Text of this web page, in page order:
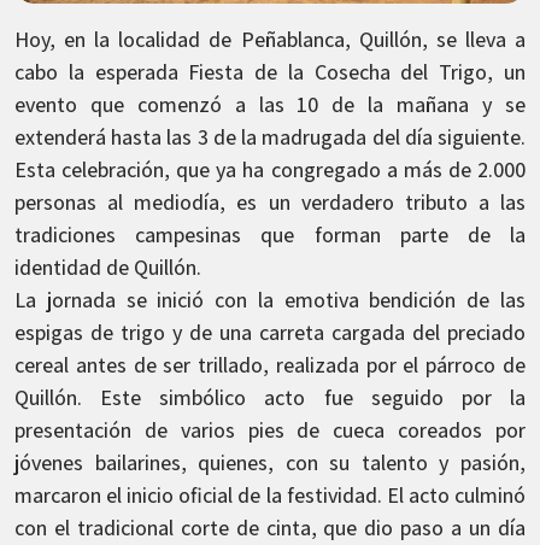
Hoy, en la localidad de Peñablanca, Quillón, se lleva a
cabo la esperada Fiesta de la Cosecha del Trigo, un
evento que comenzó a las 10 de la mañana y se
extenderá hasta las 3 de la madrugada del día siguiente.
Esta celebración, que ya ha congregado a más de 2.000
personas al mediodía, es un verdadero tributo a las
tradiciones campesinas que forman parte de la
identidad de Quillón.
La jornada se inició con la emotiva bendición de las
espigas de trigo y de una carreta cargada del preciado
cereal antes de ser trillado, realizada por el párroco de
Quillón. Este simbólico acto fue seguido por la
presentación de varios pies de cueca coreados por
jóvenes bailarines, quienes, con su talento y pasión,
marcaron el inicio oficial de la festividad. El acto culminó
con el tradicional corte de cinta, que dio paso a un día